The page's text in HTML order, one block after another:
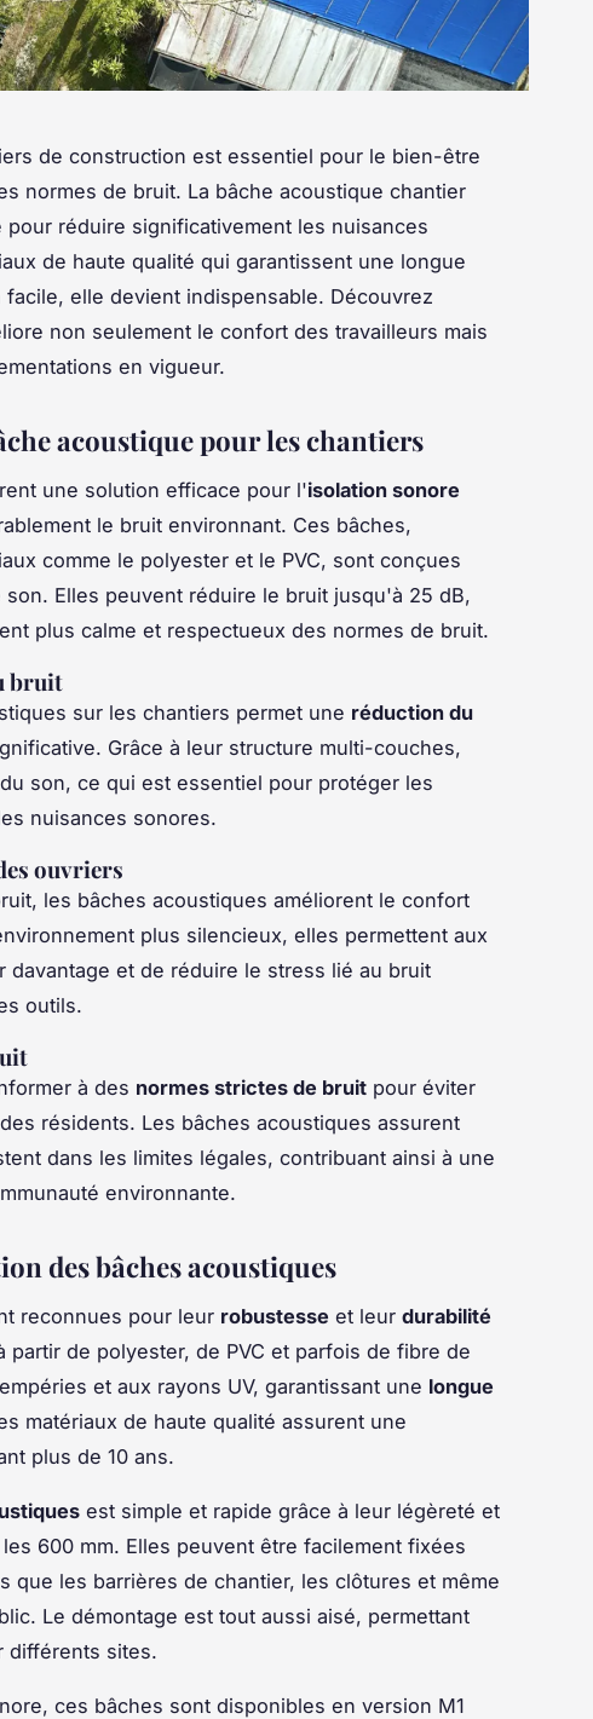
de construction est essentiel pour le bien-être
normes de bruit. La bâche acoustique chantier
réduire significativement les nuisances
de haute qualité qui garantissent une longue
elle devient indispensable. Découvrez
non seulement le confort des travailleurs mais
en vigueur.
acoustique pour les chantiers
une solution efficace pour l'isolation sonore
le bruit environnant. Ces bâches,
comme le polyester et le PVC, sont conçues
Elles peuvent réduire le bruit jusqu'à 25 dB,
plus calme et respectueux des normes de bruit.
bruit
sur les chantiers permet une réduction du
Grâce à leur structure multi-couches,
son, ce qui est essentiel pour protéger les
nuisances sonores.
ouvriers
les bâches acoustiques améliorent le confort
plus silencieux, elles permettent aux
davantage et de réduire le stress lié au bruit
outils.
à des normes strictes de bruit pour éviter
résidents. Les bâches acoustiques assurent
dans les limites légales, contribuant ainsi à une
environnante.
des bâches acoustiques
reconnues pour leur robustesse et leur durabilité
partir de polyester, de PVC et parfois de fibre de
et aux rayons UV, garantissant une longue
matériaux de haute qualité assurent une
plus de 10 ans.
est simple et rapide grâce à leur légèreté et
600 mm. Elles peuvent être facilement fixées
que les barrières de chantier, les clôtures et même
Le démontage est tout aussi aisé, permettant
différents sites.
ces bâches sont disponibles en version M1